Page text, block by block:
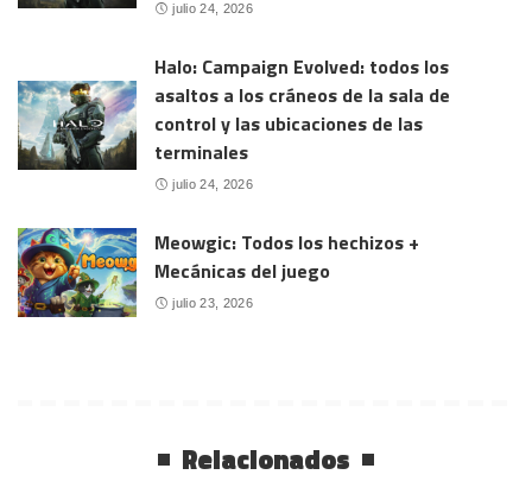
julio 24, 2026
Halo: Campaign Evolved: todos los
asaltos a los cráneos de la sala de
control y las ubicaciones de las
terminales
julio 24, 2026
Meowgic: Todos los hechizos +
Mecánicas del juego
julio 23, 2026
Relacionados